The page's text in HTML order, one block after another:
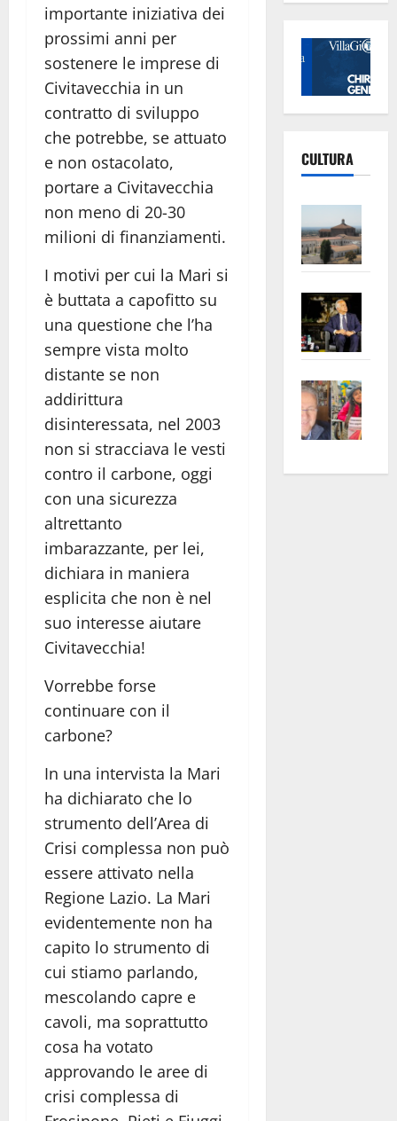
importante iniziativa dei
prossimi anni per
sostenere le imprese di
Civitavecchia in un
contratto di sviluppo
che potrebbe, se attuato
e non ostacolato,
portare a Civitavecchia
non meno di 20-30
milioni di finanziamenti.
I motivi per cui la Mari si
è buttata a capofitto su
una questione che l’ha
sempre vista molto
distante se non
addirittura
disinteressata, nel 2003
non si stracciava le vesti
contro il carbone, oggi
con una sicurezza
altrettanto
imbarazzante, per lei,
dichiara in maniera
esplicita che non è nel
suo interesse aiutare
Civitavecchia!
Vorrebbe forse
continuare con il
carbone?
In una intervista la Mari
ha dichiarato che lo
strumento dell’Area di
Crisi complessa non può
essere attivato nella
Regione Lazio. La Mari
evidentemente non ha
capito lo strumento di
cui stiamo parlando,
mescolando capre e
cavoli, ma soprattutto
cosa ha votato
approvando le aree di
crisi complessa di
CULTURA
euro
apre